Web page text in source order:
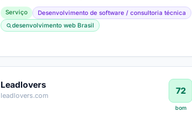
sem evidências de serviço,…
Serviço
Desenvolvimento de software / consultoria técnica
desenvolvimento web Brasil
Leadlovers
leadlovers.com 72
bom